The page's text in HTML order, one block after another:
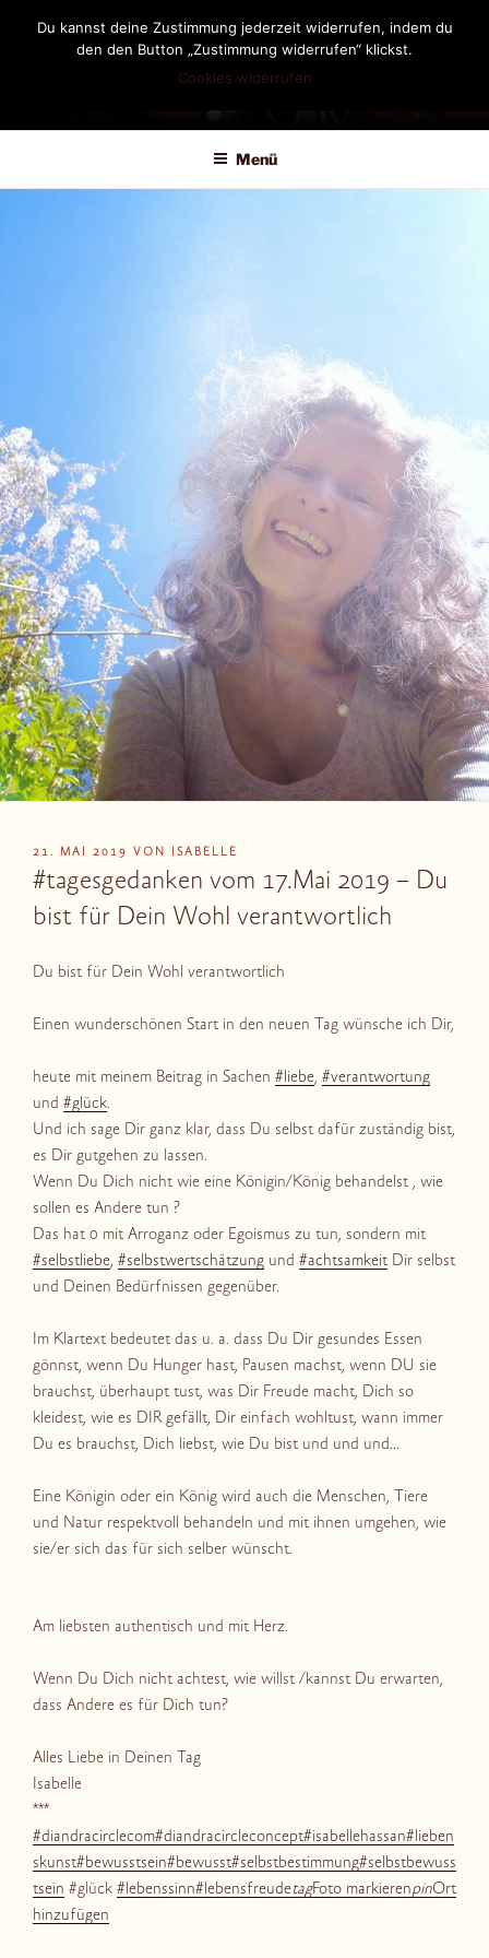
DIANDRA-CIRCLE
Menü
VERÖFFENTLICHT
AM
21. MAI 2019 VON ISABELLE
#tagesgedanken vom 17.Mai 2019 – Du
bist für Dein Wohl verantwortlich
Du bist für Dein Wohl verantwortlich
Einen wunderschönen Start in den neuen Tag wünsche ich Dir,
heute mit meinem Beitrag in Sachen #liebe, #verantwortung
und #glück.
Und ich sage Dir ganz klar, dass Du selbst dafür zuständig bist,
es Dir gutgehen zu lassen.
Wenn Du Dich nicht wie eine Königin/König behandelst , wie
sollen es Andere tun ?
Das hat 0 mit Arroganz oder Egoismus zu tun, sondern mit
#selbstliebe, #selbstwertschätzung und #achtsamkeit Dir selbst
und Deinen Bedürfnissen gegenüber.
Im Klartext bedeutet das u. a. dass Du Dir gesundes Essen
gönnst, wenn Du Hunger hast, Pausen machst, wenn DU sie
brauchst, überhaupt tust, was Dir Freude macht, Dich so
kleidest, wie es DIR gefällt, Dir einfach wohltust, wann immer
Du es brauchst, Dich liebst, wie Du bist und und und…
Eine Königin oder ein König wird auch die Menschen, Tiere
und Natur respektvoll behandeln und mit ihnen umgehen, wie
sie/er sich das für sich selber wünscht.
Am liebsten authentisch und mit Herz.
Wenn Du Dich nicht achtest, wie willst /kannst Du erwarten,
dass Andere es für Dich tun?
Alles Liebe in Deinen Tag
Isabelle
***
#diandracirclecom#diandracircleconcept#isabellehassan#lieben
skunst#bewusstsein#bewusst#selbstbestimmung#selbstbewuss
tsein #glück #lebenssinn#lebensfreude tagFoto markierenpinOrt
hinzufügen
Du kannst deine Zustimmung jederzeit widerrufen, indem du
den den Button „Zustimmung widerrufen“ klickst.
Cookies widerrufen